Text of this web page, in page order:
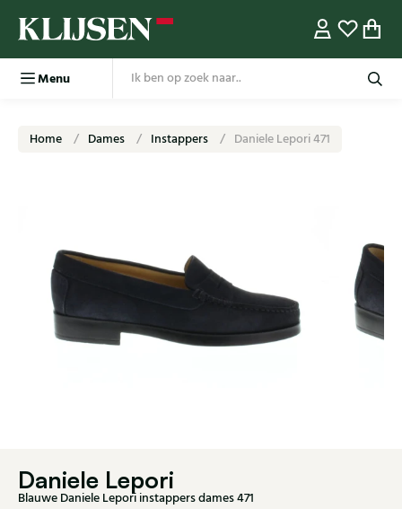
Menu
Home Dames Instappers Daniele Lepori 471
Daniele Lepori
Blauwe Daniele Lepori instappers dames 471